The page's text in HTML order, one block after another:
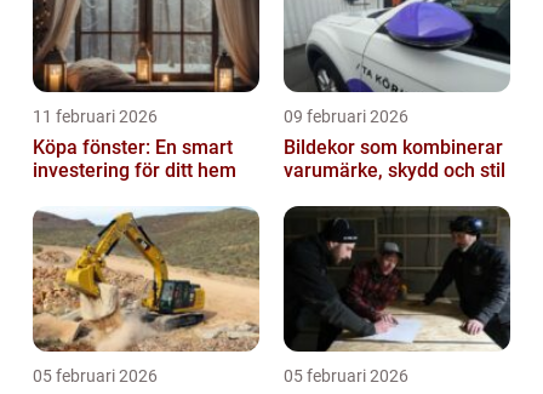
11 februari 2026
Köpa fönster: En smart
investering för ditt hem
09 februari 2026
Bildekor som kombinerar
varumärke, skydd och stil
05 februari 2026 05 februari 2026